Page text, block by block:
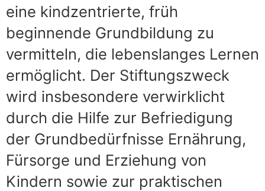
eine kindzentrierte, früh
beginnende Grundbildung zu
vermitteln, die lebenslanges Lernen
ermöglicht. Der Stiftungszweck
wird insbesondere verwirklicht
durch die Hilfe zur Befriedigung
der Grundbedürfnisse Ernährung,
Fürsorge und Erziehung von
Kindern sowie zur praktischen